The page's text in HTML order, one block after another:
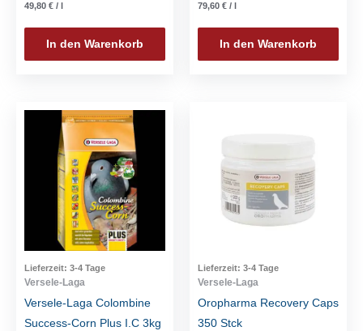
49,80 € /
In den Warenkorb
79,60 € /
In den Warenkorb
Lieferzeit: 3-4 Tage
Versele-Laga
Versele-Laga Colombine
Success-Corn Plus I.C 3kg
Lieferzeit: 3-4 Tage
Versele-Laga
Oropharma Recovery Caps
350 Stck